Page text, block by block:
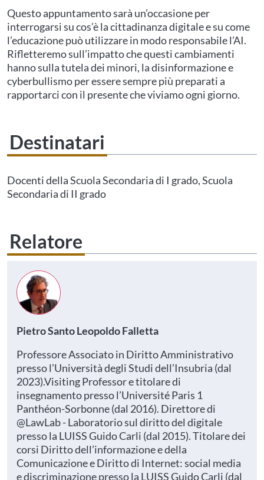
Questo appuntamento sarà un’occasione per
interrogarsi su cos’è la cittadinanza digitale e su come
l’educazione può utilizzare in modo responsabile l’AI.
Rifletteremo sull’impatto che questi cambiamenti
hanno sulla tutela dei minori, la disinformazione e
cyberbullismo per essere sempre più preparati a
rapportarci con il presente che viviamo ogni giorno.
Destinatari
tuo profilo personalePrima di procedere all'iscrizione aggiorna le tue scuole in
Area Personale
Docenti della Scuola Secondaria di I grado, Scuola
Secondaria di II grado
Relatore
Pietro Santo Leopoldo Falletta
Professore Associato in Diritto Amministrativo
presso l’Università degli Studi dell’Insubria (dal
2023).Visiting Professor e titolare di
insegnamento presso l’Université Paris 1
Panthéon-Sorbonne (dal 2016). Direttore di
@LawLab - Laboratorio sul diritto del digitale
presso la LUISS Guido Carli (dal 2015). Titolare dei
corsi Diritto dell’informazione e della
Comunicazione e Diritto di Internet: social media
e discriminazione presso la LUISS Guido Carli (dal